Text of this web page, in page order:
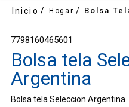
Hogar Bolsa
7798160465601
Bolsa tela
Argentina
Bolsa tela Seleccion Argentina